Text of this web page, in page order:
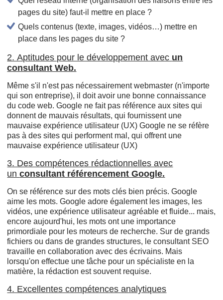
pages du site) faut-il mettre en place ?
Quels contenus (texte, images, vidéos…) mettre en
place dans les pages du site ?
2. Aptitudes pour le développement avec un
consultant Web.
Même s'il n'est pas nécessairement webmaster (n'importe
qui son entreprise), il doit avoir une bonne connaissance
du code web. Google ne fait pas référence aux sites qui
donnent de mauvais résultats, qui fournissent une
mauvaise expérience utilisateur (UX) Google ne se réfère
pas à des sites qui performent mal, qui offrent une
mauvaise expérience utilisateur (UX)
3. Des compétences rédactionnelles avec
unconsultant référencement Google.
On se référence sur des mots clés bien précis. Google
aime les mots. Google adore également les images, les
vidéos, une expérience utilisateur agréable et fluide... mais,
encore aujourd'hui, les mots ont une importance
primordiale pour les moteurs de recherche. Sur de grands
fichiers ou dans de grandes structures, le consultant SEO
travaille en collaboration avec des écrivains. Mais
lorsqu'on effectue une tâche pour un spécialiste en la
matière, la rédaction est souvent requise.
4. Excellentes compétences analytiques